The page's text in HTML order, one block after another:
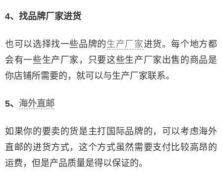
4、找品牌厂家进货
也可以选择找一些品牌的生产厂家进货。每个地方都
会有一些生产厂家，只要这些生产厂家出售的商品是
你店铺所需要的，就可以与生产厂家联系。
5、 海外直邮
如果你的要卖的货是主打国际品牌的，可以考虑海外
直邮的进货方式，这个方式虽然需要支付比较高昂的
运费，但是产品质量是得以保证的。